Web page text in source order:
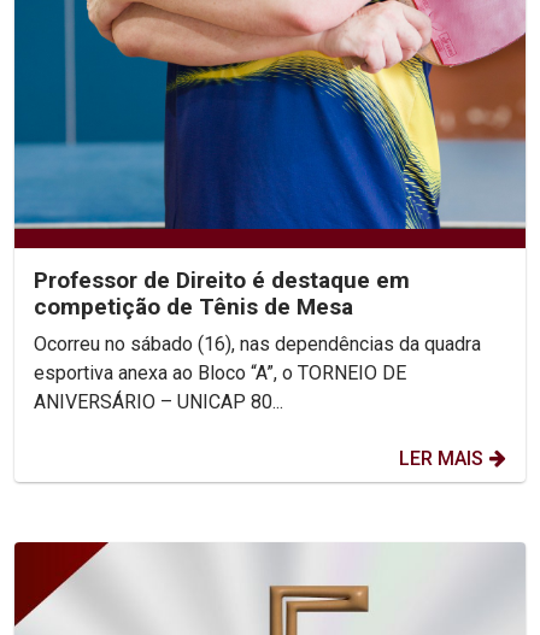
Professor de Direito é destaque em
competição de Tênis de Mesa
Ocorreu no sábado (16), nas dependências da quadra
esportiva anexa ao Bloco “A”, o TORNEIO DE
ANIVERSÁRIO – UNICAP 80...
LER MAIS